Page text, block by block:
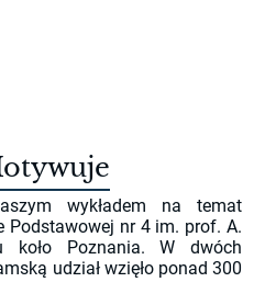
wykładem na temat
Podstawowej nr 4 im. prof. A.
koło Poznania. W dwóch
udział wzięło ponad 300